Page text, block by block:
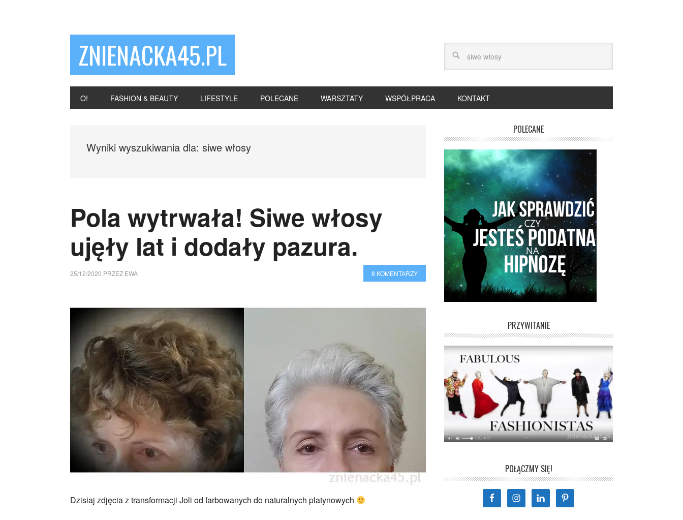
ZNIENACKA45.PL
O! FASHION & BEAUTY LIFESTYLE POLECANE WARSZTATY WSPÓŁPRACA KONTAKT
Wyniki wyszukiwania dla: siwe włosy
Pola wytrwała! Siwe włosy
ujęły lat i dodały pazura.
25/12/2020 PRZEZ EWA 8 KOMENTARZY
Dzisiaj zdjęcia z transformacji Joli od farbowanych do naturalnych platynowych
POLECANE
PRZYWITANIE
POŁĄCZMY SIĘ!